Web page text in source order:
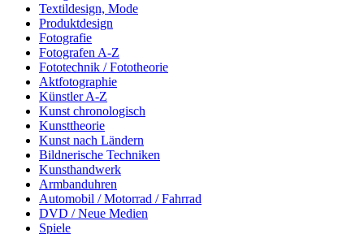
Textildesign, Mode
Produktdesign
Fotografie
Fotografen A-Z
Fototechnik / Fototheorie
Aktfotographie
Künstler A-Z
Kunst chronologisch
Kunsttheorie
Kunst nach Ländern
Bildnerische Techniken
Kunsthandwerk
Armbanduhren
Automobil / Motorrad / Fahrrad
DVD / Neue Medien
Spiele